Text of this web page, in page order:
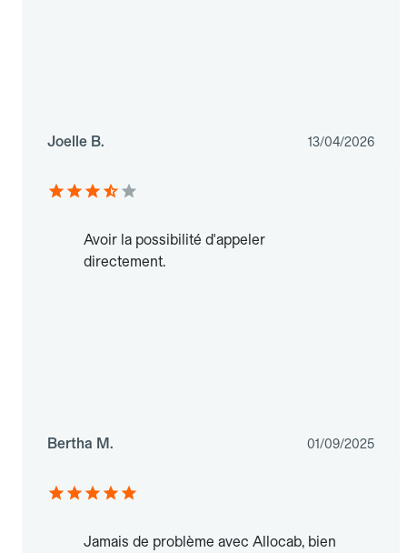
Joelle B. 13/04/2026
Avoir la possibilité d'appeler
directement.
Bertha M. 01/09/2025
Jamais de problème avec Allocab, bien